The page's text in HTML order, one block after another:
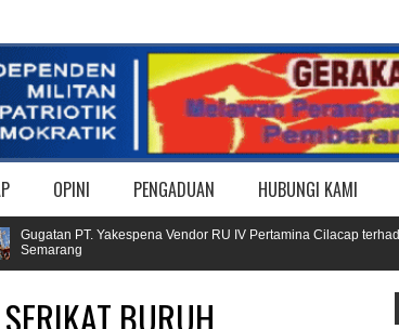
OPINI PENGADUAN HUBUNGI KAMI
PT. Yakespena Vendor RU IV Pertamina Cilacap terhadap
BURUH